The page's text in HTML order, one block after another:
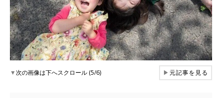
▼次の画像は下へスクロール (5/6) ▶元記事を見る